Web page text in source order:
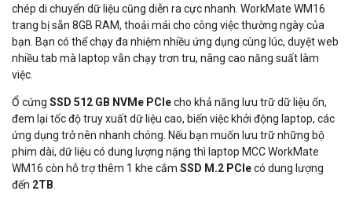
chép di chuyển dữ liệu cũng diễn ra cực nhanh. WorkMate WM16
trang bị sẵn 8GB RAM, thoải mái cho công việc thường ngày của
bạn. Bạn có thể chạy đa nhiệm nhiều ứng dụng cùng lúc, duyệt web
nhiều tab mà laptop vẫn chạy trơn tru, nâng cao năng suất làm
việc.
Ổ cứng SSD 512 GB NVMe PCIecho khả năng lưu trữ dữ liệu ổn,
đem lại tốc độ truy xuất dữ liệu cao, biến việc khởi động laptop, các
ứng dụng trở nên nhanh chóng. Nếu bạn muốn lưu trữ những bộ
phim dài, dữ liệu có dung lượng nặng thì laptop MCC WorkMate
WM16 còn hỗ trợ thêm 1 khe cắm SSD M.2 PCIecó dung lượng
đến 2TB.